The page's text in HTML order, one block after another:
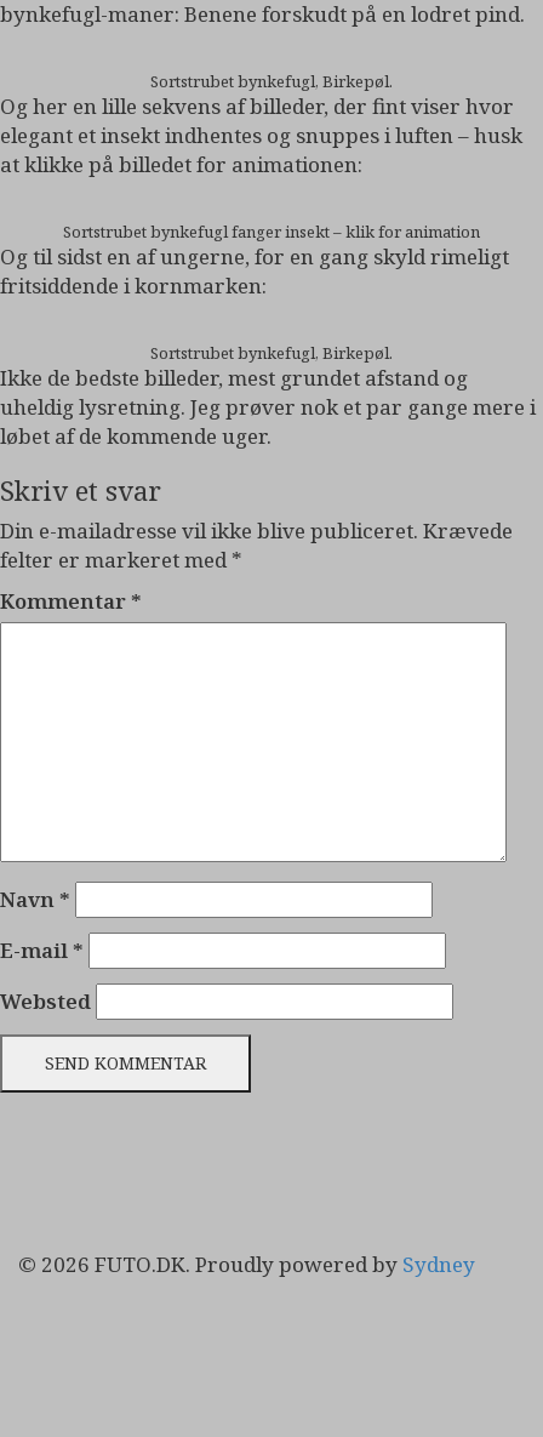
bynkefugl-maner: Benene forskudt på en lodret pind.
Sortstrubet bynkefugl, Birkepøl.
Og her en lille sekvens af billeder, der fint viser hvor
elegant et insekt indhentes og snuppes i luften – husk
at klikke på billedet for animationen:
Sortstrubet bynkefugl fanger insekt – klik for animation
Og til sidst en af ungerne, for en gang skyld rimeligt
fritsiddende i kornmarken:
Sortstrubet bynkefugl, Birkepøl.
Ikke de bedste billeder, mest grundet afstand og
uheldig lysretning. Jeg prøver nok et par gange mere i
løbet af de kommende uger.
Skriv et svar
Din e-mailadresse vil ikke blive publiceret. Krævede
felter er markeret med *
Kommentar *
Navn *
E-mail *
Websted
© 2026 FUTO.DK. Proudly powered by Sydney